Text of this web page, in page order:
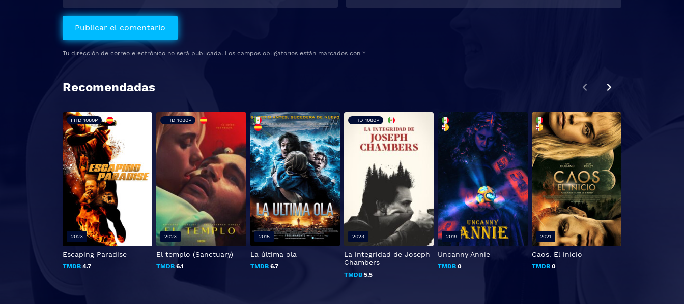
Tu dirección de correo electrónico no será publicada. Los campos obligatorios están marcados con *
Recomendadas
Escaping Paradise
TMDB 4.7
FHD 1080P
2023
El templo (Sanctuary)
TMDB 6.1
FHD 1080P
2023
La última ola
TMDB6.7
2015
La integridad de Joseph
Chambers
TMDB5.5
FHD 1080P
2023
Uncanny Annie
TMDB 0
2019
Caos. El inicio
TMDB0
2021